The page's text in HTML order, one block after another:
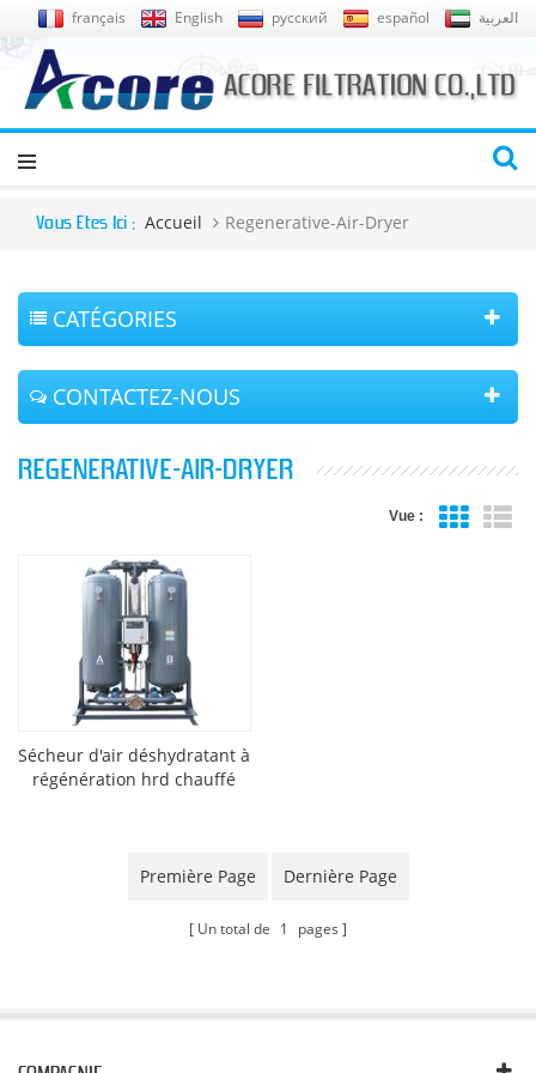
français English русский español العربية
Vous Êtes Ici : Accueil Regenerative-Air-Dryer
CATÉGORIES
CONTACTEZ-NOUS
REGENERATIVE-AIR-DRYER
Vue :
Sécheur d'air déshydratant à
régénération hrd chauffé
Première Page Dernière Page
Un total de 1 pages